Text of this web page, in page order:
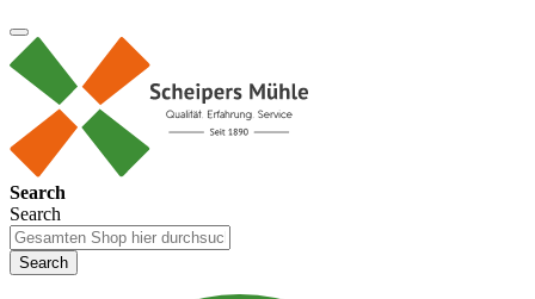
Search
Search
Search